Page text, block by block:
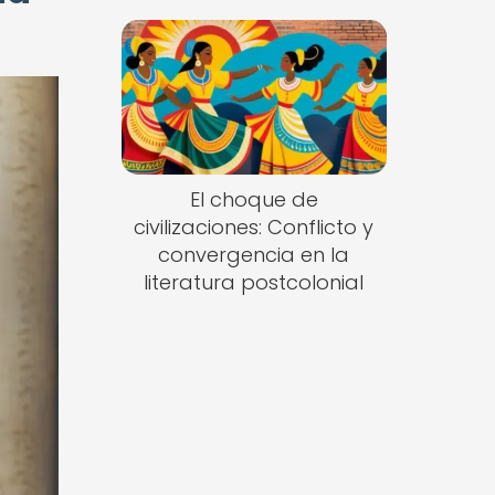
El choque de
civilizaciones: Conflicto y
convergencia en la
literatura postcolonial